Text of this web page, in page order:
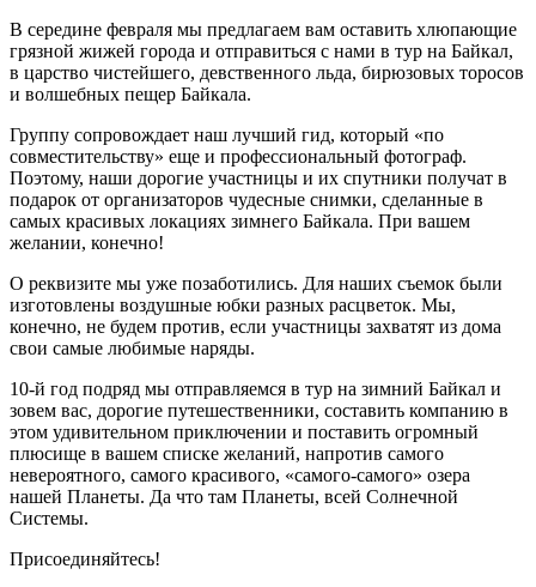
В середине февраля мы предлагаем вам оставить хлюпающие
грязной жижей города и отправиться с нами в тур на Байкал,
в царство чистейшего, девственного льда, бирюзовых торосов
и волшебных пещер Байкала.
Группу сопровождает наш лучший гид, который «по
совместительству» еще и профессиональный фотограф.
Поэтому, наши дорогие участницы и их спутники получат в
подарок от организаторов чудесные снимки, сделанные в
самых красивых локациях зимнего Байкала. При вашем
желании, конечно!
О реквизите мы уже позаботились. Для наших съемок были
изготовлены воздушные юбки разных расцветок. Мы,
конечно, не будем против, если участницы захватят из дома
свои самые любимые наряды.
10-й год подряд мы отправляемся в тур на зимний Байкал и
зовем вас, дорогие путешественники, составить компанию в
этом удивительном приключении и поставить огромный
плюсище в вашем списке желаний, напротив самого
невероятного, самого красивого, «самого-самого» озера
нашей Планеты. Да что там Планеты, всей Солнечной
Системы.
Присоединяйтесь!